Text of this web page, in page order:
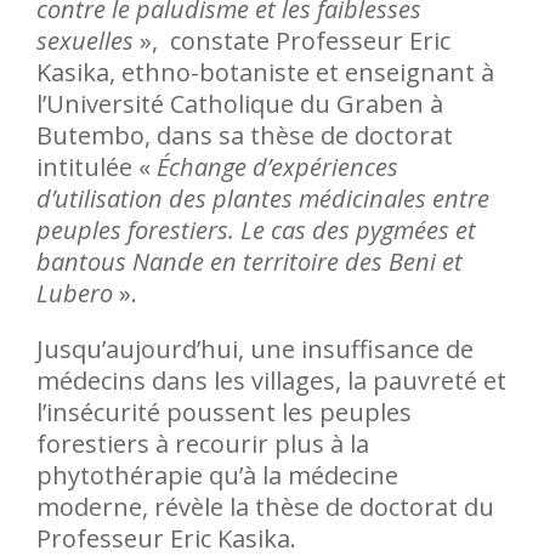
contre le paludisme et les faiblesses
sexuelles », constate Professeur Eric
Kasika, ethno-botaniste et enseignant à
l’Université Catholique du Graben à
Butembo, dans sa thèse de doctorat
intitulée « Échange d’expériences
d’utilisation des plantes médicinales entre
peuples forestiers. Le cas des pygmées et
bantous Nande en territoire des Beni et
Lubero».
Jusqu’aujourd’hui, une insuffisance de
médecins dans les villages, la pauvreté et
l’insécurité poussent les peuples
forestiers à recourir plus à la
phytothérapie qu’à la médecine
moderne, révèle la thèse de doctorat du
Professeur Eric Kasika.